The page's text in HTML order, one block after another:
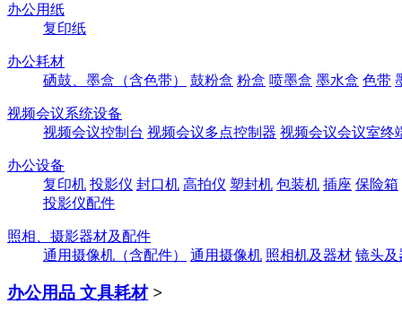
办公用纸
复印纸
办公耗材
硒鼓、墨盒（含色带）
鼓粉盒 粉盒 喷墨盒 墨水盒 色带
视频会议系统设备
视频会议控制台 视频会议多点控制器 视频会议会议室终
办公设备
复印机 投影仪 封口机 高拍仪 塑封机 包装机 插座 保险箱
投影仪配件
照相、摄影器材及配件
通用摄像机（含配件）
通用摄像机 照相机及器材 镜头及
办公用品 文具耗材 >